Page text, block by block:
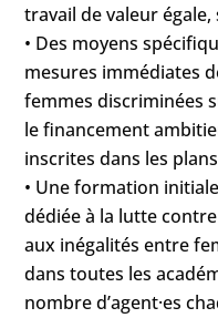
travail de valeur égale,
• Des moyens
mesures immédiates
femmes discriminées
le financement
inscrites dans les
• Une formation
dédiée à la lutte
aux inégalités entre
dans toutes les
nombre d’agent·es